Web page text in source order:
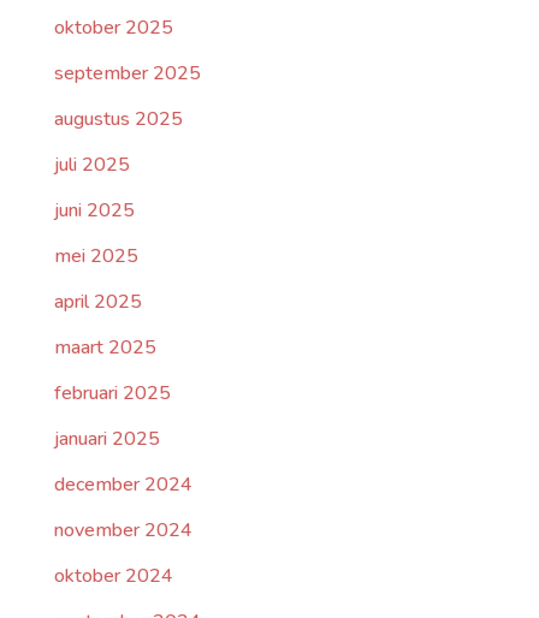
oktober 2025
september 2025
augustus 2025
juli 2025
juni 2025
mei 2025
april 2025
maart 2025
februari 2025
januari 2025
december 2024
november 2024
oktober 2024